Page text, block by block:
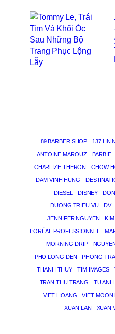
89 BARBER SHOP 137 HN
ANTOINE MAROUZ BARBIE
CHARLIZE THERON CHOW
DAM VINH HUNG
DIESEL DISNEY
DUONG TRIEU VU DV
JENNIFER NGUYEN
L’ORÉAL PROFESSIONNEL
MORNING DRIP
PHO LONG DEN PHONG
THANH THUY TIM IMAGES
TRAN THU TRANG TU ANH
VIET HOANG VIET MOON
XUAN LAN XUAN